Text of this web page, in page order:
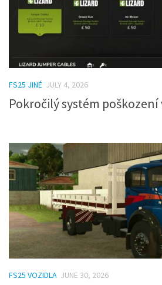
FS25 JINÉ JULY 4, 2026
Pokročilý systém poškození
FS25 VOZIDLA JUNE 30, 2026